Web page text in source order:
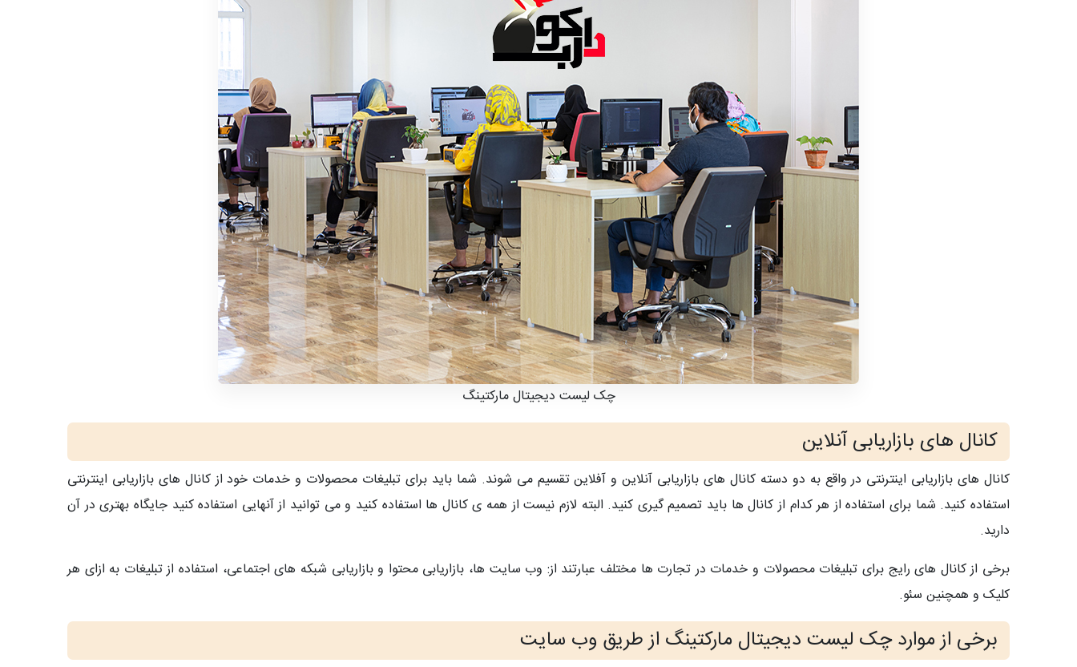
چک لیست دیجیتال مارکتینگ
کانال های بازاریابی آنلاین
کانال های بازاریابی اینترنتی در واقع به دو دسته کانال های بازاریابی آنلاین و آفلاین تقسیم می شوند. شما باید برای تبلیغات محصولات و خدمات خود از کانال های بازاریابی اینترنتی
استفاده کنید. شما برای استفاده از هر کدام از کانال ها باید تصمیم گیری کنید. البته لازم نیست از همه ی کانال ها استفاده کنید و می توانید از آنهایی استفاده کنید جایگاه بهتری در آن
دارید.
برخی از کانال های رایج برای تبلیغات محصولات و خدمات در تجارت ها مختلف عبارتند از: وب سایت ها، بازاریابی محتوا و بازاریابی شبکه های اجتماعی، استفاده از تبلیغات به ازای هر
کلیک و همچنین سئو.
برخی از موارد چک لیست دیجیتال مارکتینگ از طریق وب سایت